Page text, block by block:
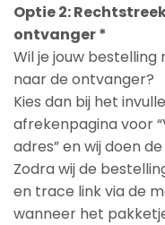
Optie 2:
ontvanger *
Wil je jouw
naar de ontvanger?
Kies dan bij het
afrekenpagina voor
adres” en wij doen
Zodra wij de
en trace link via de
wanneer het